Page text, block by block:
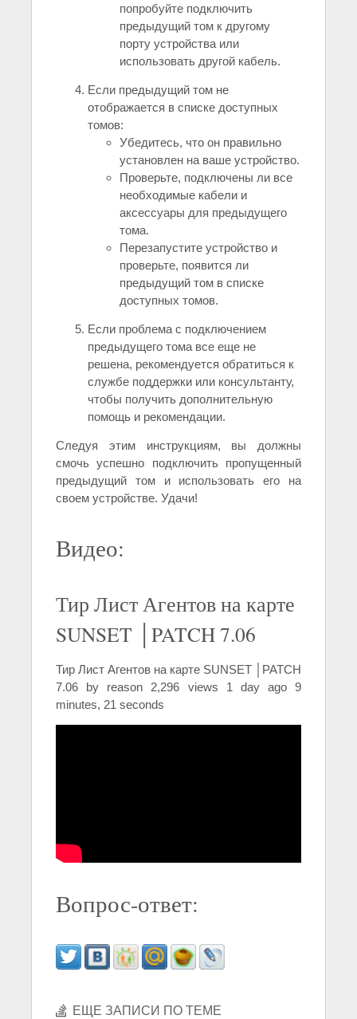
попробуйте подключить
предыдущий том к другому
порту устройства или
использовать другой кабель.
Если предыдущий том не
отображается в списке доступных
томов:
Убедитесь, что он правильно
установлен на ваше устройство.
Проверьте, подключены ли все
необходимые кабели и
аксессуары для предыдущего
тома.
Перезапустите устройство и
проверьте, появится ли
предыдущий том в списке
доступных томов.
Если проблема с подключением
предыдущего тома все еще не
решена, рекомендуется обратиться к
службе поддержки или консультанту,
чтобы получить дополнительную
помощь и рекомендации.
Следуя этим инструкциям, вы должны
смочь успешно подключить пропущенный
предыдущий том и использовать его на
своем устройстве. Удачи!
Видео:
Тир Лист Агентов на карте
SUNSET │PATCH 7.06
Тир Лист Агентов на карте SUNSET │PATCH
7.06 by reason 2,296 views 1 day ago 9
minutes, 21 seconds
Вопрос-ответ:
ЕЩЕ ЗАПИСИ ПО ТЕМЕ